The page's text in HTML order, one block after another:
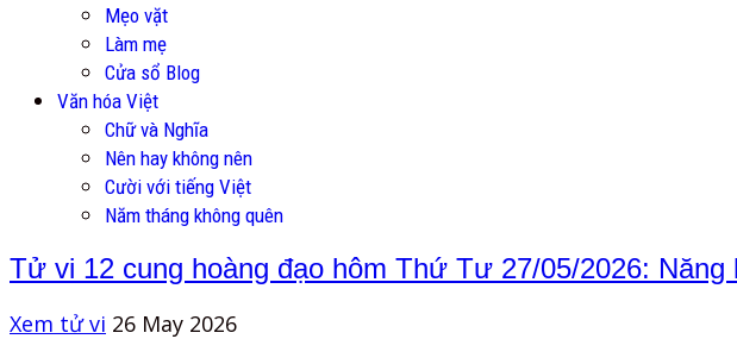
Mẹo vặt
Làm mẹ
Cửa sổ Blog
Văn hóa Việt
Chữ và Nghĩa
Nên hay không nên
Cười với tiếng Việt
Năm tháng không quên
Tử vi 12 cung hoàng đạo hôm Thứ Tư 27/05/2026:
Xem tử vi 26 May 2026